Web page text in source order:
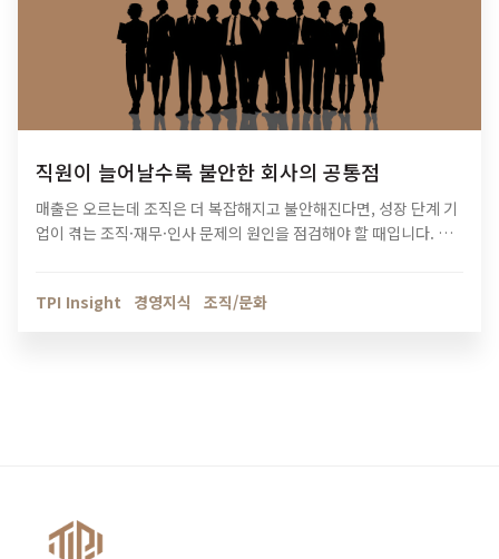
직원이 늘어날수록 불안한 회사의 공통점
매출은 오르는데 조직은 더 복잡해지고 불안해진다면, 성장 단계 기
업이 겪는 조직·재무·인사 문제의 원인을 점검해야 할 때입니다. 티
TPI Insight
경영지식 조직/문화